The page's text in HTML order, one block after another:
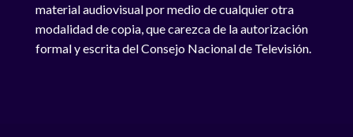
material audiovisual por medio de cualquier otra
modalidad de copia, que carezca de la autorización
formal y escrita del Consejo Nacional de Televisión.